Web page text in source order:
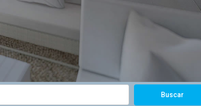
Buscar